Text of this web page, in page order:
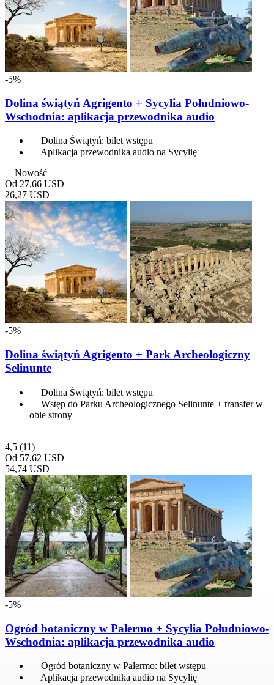
-5%
Dolina świątyń Agrigento + Sycylia Południowo-
Wschodnia: aplikacja przewodnika audio
Dolina Świątyń: bilet wstępu
Aplikacja przewodnika audio na Sycylię
Nowość
Od 27,66 USD
26,27 USD
-5%
Dolina świątyń Agrigento + Park Archeologiczny
Selinunte
Dolina Świątyń: bilet wstępu
Wstęp do Parku Archeologicznego Selinunte + transfer w
obie strony
4,5 (11)
Od 57,62 USD
54,74 USD
-5%
Ogród botaniczny w Palermo + Sycylia Południowo-
Wschodnia: aplikacja przewodnika audio
Ogród botaniczny w Palermo: bilet wstępu
Aplikacja przewodnika audio na Sycylię